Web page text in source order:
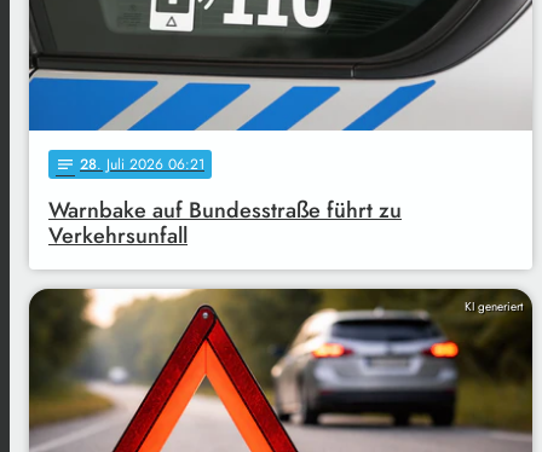
notes 28. Juli 2026 06:21
Warnbake auf Bundesstraße führt zu
Verkehrsunfall
KI generiert